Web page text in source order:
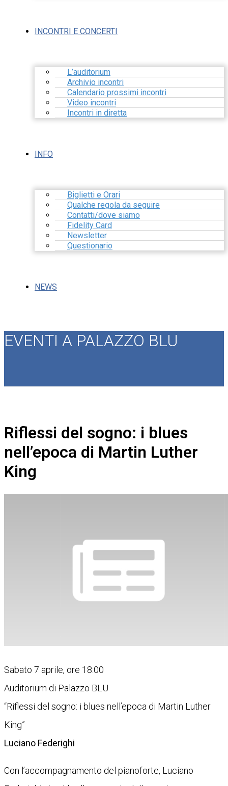
INCONTRI E CONCERTI
L’auditorium
Archivio incontri
Calendario prossimi incontri
Video incontri
Incontri in diretta
INFO
Biglietti e Orari
Qualche regola da seguire
Contatti/dove siamo
Fidelity Card
Newsletter
Questionario
NEWS
EVENTI A PALAZZO BLU
Riflessi del sogno: i blues
nell’epoca di Martin Luther
King
Sabato 7 aprile, ore 18:00
Auditorium di Palazzo BLU
“Riflessi del sogno: i blues nell’epoca di Martin Luther
King”
Luciano Federighi
Con l’accompagnamento del pianoforte, Luciano